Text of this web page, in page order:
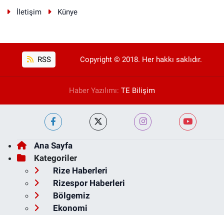
İletişim Künye
RSS Copyright © 2018. Her hakkı saklıdır.
Haber Yazılımı: TE Bilişim
Ana Sayfa
Kategoriler
Rize Haberleri
Rizespor Haberleri
Bölgemiz
Ekonomi